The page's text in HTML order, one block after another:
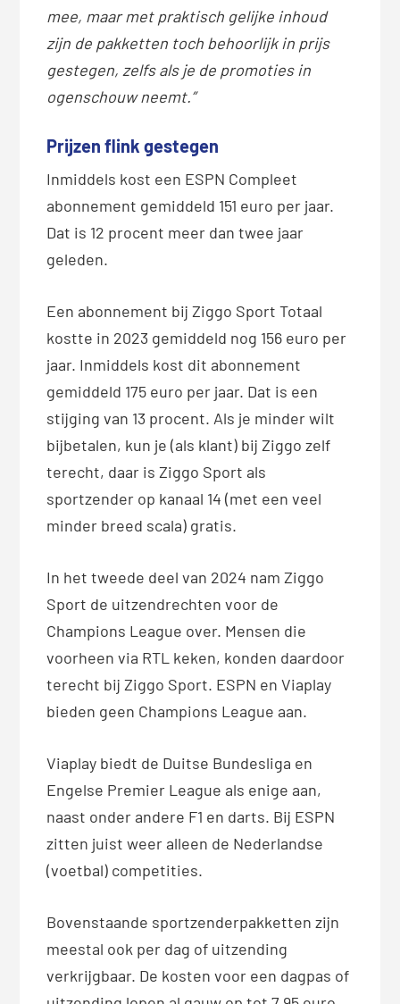
mee, maar met praktisch gelijke inhoud
zijn de pakketten toch behoorlijk in prijs
gestegen, zelfs als je de promoties in
ogenschouw neemt.”
Prijzen flink gestegen
Inmiddels kost een ESPN Compleet
abonnement gemiddeld 151 euro per jaar.
Dat is 12 procent meer dan twee jaar
geleden.
Een abonnement bij Ziggo Sport Totaal
kostte in 2023 gemiddeld nog 156 euro per
jaar. Inmiddels kost dit abonnement
gemiddeld 175 euro per jaar. Dat is een
stijging van 13 procent. Als je minder wilt
bijbetalen, kun je (als klant) bij Ziggo zelf
terecht, daar is Ziggo Sport als
sportzender op kanaal 14 (met een veel
minder breed scala) gratis.
In het tweede deel van 2024 nam Ziggo
Sport de uitzendrechten voor de
Champions League over. Mensen die
voorheen via RTL keken, konden daardoor
terecht bij Ziggo Sport. ESPN en Viaplay
bieden geen Champions League aan.
Viaplay biedt de Duitse Bundesliga en
Engelse Premier League als enige aan,
naast onder andere F1 en darts. Bij ESPN
zitten juist weer alleen de Nederlandse
(voetbal) competities.
Bovenstaande sportzenderpakketten zijn
meestal ook per dag of uitzending
verkrijgbaar. De kosten voor een dagpas of